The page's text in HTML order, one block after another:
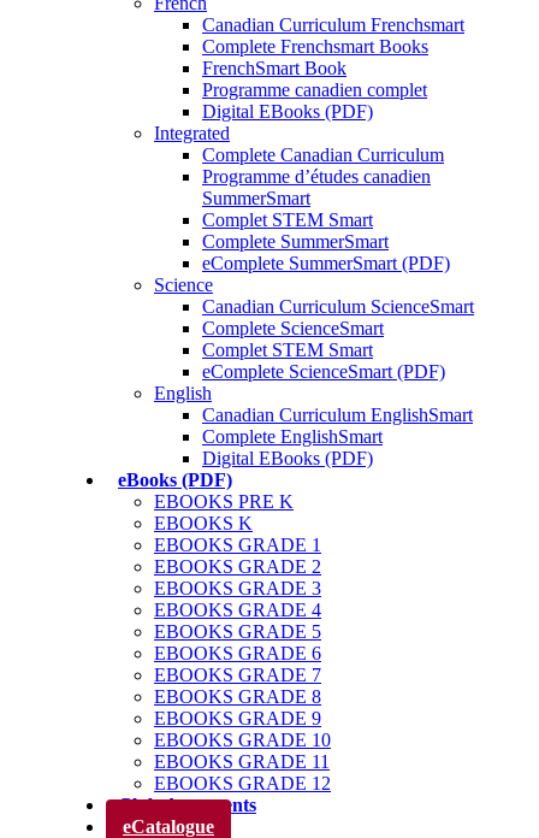
Canadian Curriculum Frenchsmart
Complete Frenchsmart Books
FrenchSmart Book
Programme canadien complet
Digital EBooks (PDF)
Integrated
Complete Canadian Curriculum
Programme d’études canadien
SummerSmart
Complet STEM Smart
Complete SummerSmart
eComplete SummerSmart (PDF)
Science
Canadian Curriculum ScienceSmart
Complete ScienceSmart
Complet STEM Smart
eComplete ScienceSmart (PDF)
English
Canadian Curriculum EnglishSmart
Complete EnglishSmart
Digital EBooks (PDF)
eBooks (PDF)
EBOOKS PRE K
EBOOKS K
EBOOKS GRADE 1
EBOOKS GRADE 2
EBOOKS GRADE 3
EBOOKS GRADE 4
EBOOKS GRADE 5
EBOOKS GRADE 6
EBOOKS GRADE 7
EBOOKS GRADE 8
EBOOKS GRADE 9
EBOOKS GRADE 10
EBOOKS GRADE 11
EBOOKS GRADE 12
Club des parents
eCatalogue